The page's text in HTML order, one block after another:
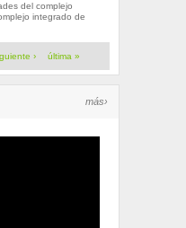
del complejo
integrado de
› última »
más›